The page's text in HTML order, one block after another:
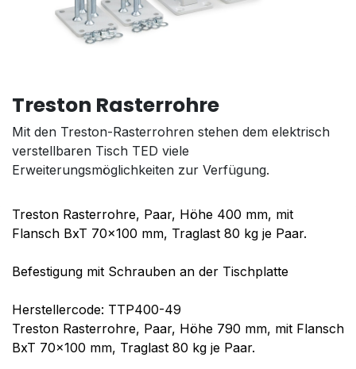
Treston Rasterrohre
Mit den Treston-Rasterrohren stehen dem elektrisch
verstellbaren Tisch TED viele
Erweiterungsmöglichkeiten zur Verfügung.
Treston Rasterrohre, Paar, Höhe 400 mm, mit
Flansch BxT 70x100 mm, Traglast 80 kg je Paar.
Befestigung mit Schrauben an der Tischplatte
Herstellercode: TTP400-49
Treston Rasterrohre, Paar, Höhe 790 mm, mit Flansch
BxT 70x100 mm, Traglast 80 kg je Paar.